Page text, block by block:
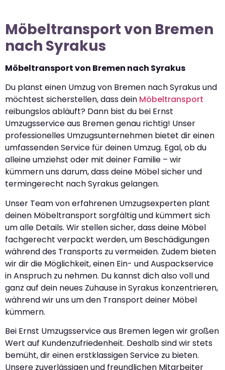
Möbeltransport von Bremen
nach Syrakus
Möbeltransport von Bremen nach Syrakus
Du planst einen Umzug von Bremen nach Syrakus und
möchtest sicherstellen, dass dein Möbeltransport
reibungslos abläuft? Dann bist du bei Ernst
Umzugsservice aus Bremen genau richtig! Unser
professionelles Umzugsunternehmen bietet dir einen
umfassenden Service für deinen Umzug. Egal, ob du
alleine umziehst oder mit deiner Familie – wir
kümmern uns darum, dass deine Möbel sicher und
termingerecht nach Syrakus gelangen.
Unser Team von erfahrenen Umzugsexperten plant
deinen Möbeltransport sorgfältig und kümmert sich
um alle Details. Wir stellen sicher, dass deine Möbel
fachgerecht verpackt werden, um Beschädigungen
während des Transports zu vermeiden. Zudem bieten
wir dir die Möglichkeit, einen Ein- und Auspackservice
in Anspruch zu nehmen. Du kannst dich also voll und
ganz auf dein neues Zuhause in Syrakus konzentrieren,
während wir uns um den Transport deiner Möbel
kümmern.
Bei Ernst Umzugsservice aus Bremen legen wir großen
Wert auf Kundenzufriedenheit. Deshalb sind wir stets
bemüht, dir einen erstklassigen Service zu bieten.
Unsere zuverlässigen und freundlichen Mitarbeiter